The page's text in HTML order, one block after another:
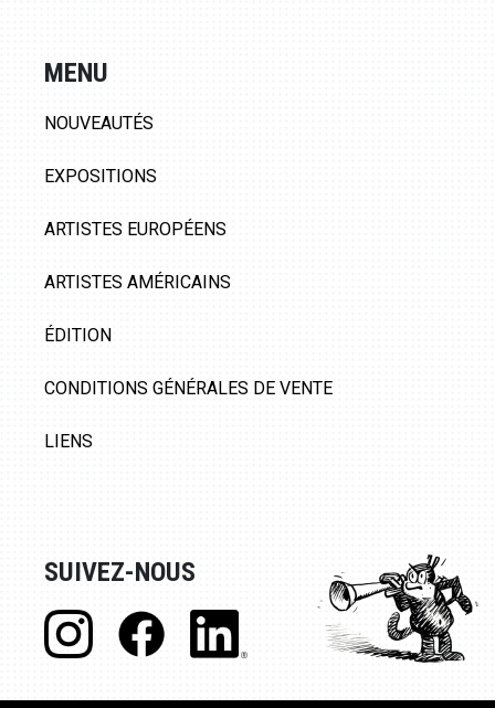
MENU
NOUVEAUTÉS
EXPOSITIONS
ARTISTES EUROPÉENS
ARTISTES AMÉRICAINS
ÉDITION
CONDITIONS GÉNÉRALES DE VENTE
LIENS
SUIVEZ-NOUS